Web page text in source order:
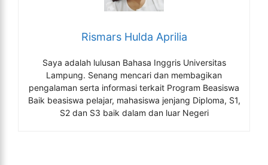
Rismars Hulda Aprilia
Saya adalah lulusan Bahasa Inggris Universitas
Lampung. Senang mencari dan membagikan
pengalaman serta informasi terkait Program Beasiswa
Baik beasiswa pelajar, mahasiswa jenjang Diploma, S1,
S2 dan S3 baik dalam dan luar Negeri